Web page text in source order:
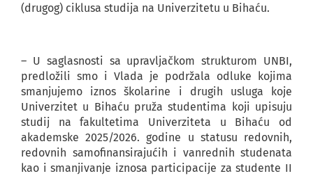
(drugog) ciklusa studija na Univerzitetu u Bihaću.
– U saglasnosti sa upravljačkom strukturom UNBI,
predložili smo i Vlada je podržala odluke kojima
smanjujemo iznos školarine i drugih usluga koje
Univerzitet u Bihaću pruža studentima koji upisuju
studij na fakultetima Univerziteta u Bihaću od
akademske 2025/2026. godine u statusu redovnih,
redovnih samofinansirajućih i vanrednih studenata
kao i smanjivanje iznosa participacije za studente II